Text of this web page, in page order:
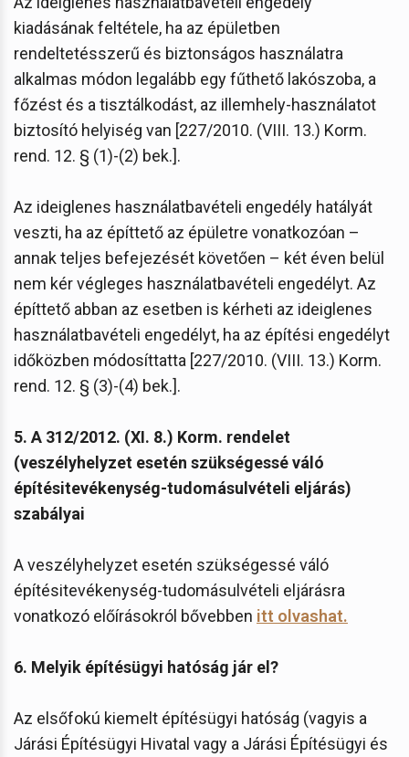
kiadásának feltétele, ha az épületben
rendeltetésszerű és biztonságos használatra
alkalmas módon legalább egy fűthető lakószoba, a
főzést és a tisztálkodást, az illemhely-használatot
biztosító helyiség van [227/2010. (VIII. 13.) Korm.
rend. 12. § (1)-(2) bek.].
Az ideiglenes használatbavételi engedély hatályát
veszti, ha az építtető az épületre vonatkozóan –
annak teljes befejezését követően – két éven belül
nem kér végleges használatbavételi engedélyt. Az
építtető abban az esetben is kérheti az ideiglenes
használatbavételi engedélyt, ha az építési engedélyt
időközben módosíttatta [227/2010. (VIII. 13.) Korm.
rend. 12. § (3)-(4) bek.].
5. A 312/2012. (XI. 8.) Korm. rendelet
(veszélyhelyzet esetén szükségessé váló
építésitevékenység-tudomásulvételi eljárás)
szabályai
A veszélyhelyzet esetén szükségessé váló
építésitevékenység-tudomásulvételi eljárásra
vonatkozó előírásokról bővebben itt olvashat.
6. Melyik építésügyi hatóság jár el?
Az elsőfokú kiemelt építésügyi hatóság (vagyis a
Járási Építésügyi Hivatal vagy a Járási Építésügyi és